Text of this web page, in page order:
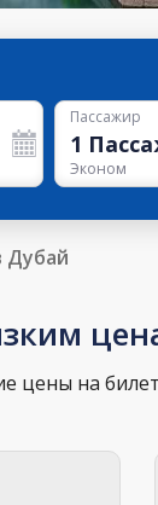
Пассажир
1
Эконом
Дубай
цены на